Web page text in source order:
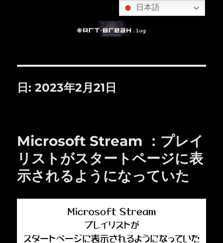
日:2023年2月21日
Microsoft Stream ：プレイ
リストがスタートページに表
示されるようになっていた
日本語